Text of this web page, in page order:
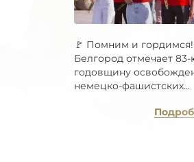
🚩 Помним и
Белгород отмечает
годовщину
немецко-фашистских...